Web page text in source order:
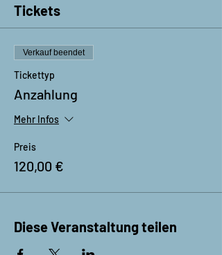
Tickets
Verkauf beendet
Tickettyp
Anzahlung
Mehr Infos
Preis
120,00 €
Diese Veranstaltung teilen